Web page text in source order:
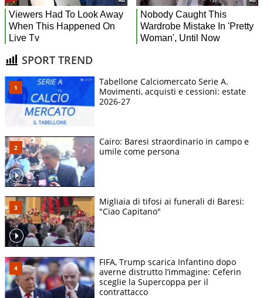
SPORT TREND
Tabellone Calciomercato Serie A.
Movimenti, acquisti e cessioni: estate
2026-27
Cairo: Baresi straordinario in campo e
umile come persona
Migliaia di tifosi ai funerali di Baresi:
"Ciao Capitano"
FIFA, Trump scarica Infantino dopo
averne distrutto l’immagine: Ceferin
sceglie la Supercoppa per il
contrattacco